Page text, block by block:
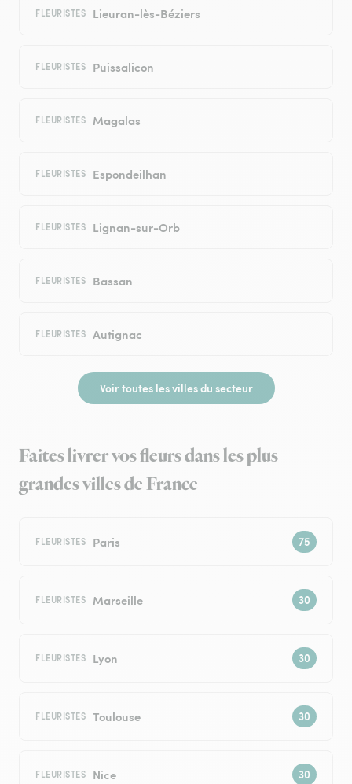
FLEURISTES Lieuran-lès-Béziers
FLEURISTES Puissalicon
FLEURISTES Magalas
FLEURISTES Espondeilhan
FLEURISTES Lignan-sur-Orb
FLEURISTES Bassan
FLEURISTES Autignac
Voir toutes les villes du secteur
Faites livrer vos fleurs dans les plus
grandes villes de France
FLEURISTES Paris
FLEURISTES Marseille
FLEURISTES Lyon
FLEURISTES Toulouse
FLEURISTES Nice